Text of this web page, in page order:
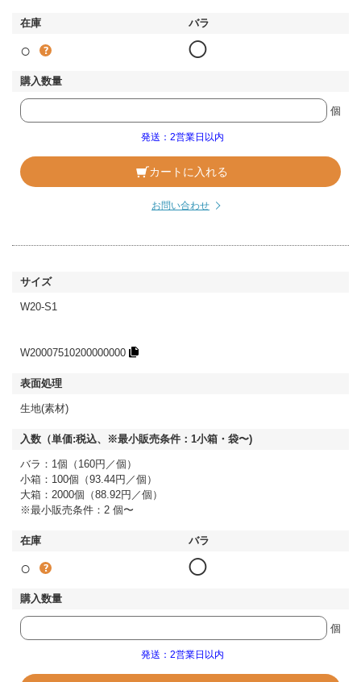
○ ◯
個
発送：2営業日以内
カートに入れる
お問い合わせ
W20-S1
W20007510200000000
生地(素材)
バラ：1個（160円／個）
小箱：100個（93.44円／個）
大箱：2000個（88.92円／個）
※最小販売条件：2 個〜
○ ◯
個
発送：2営業日以内